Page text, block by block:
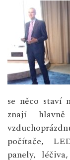
se něco staví
znají
počítače,
panely,